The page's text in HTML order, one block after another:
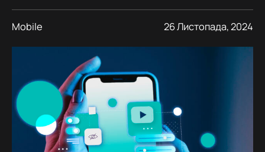
Mobile 26 Листопада, 2024